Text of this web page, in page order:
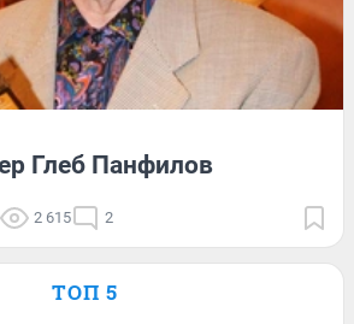
Глеб Панфилов
2 615 2
ТОП 5